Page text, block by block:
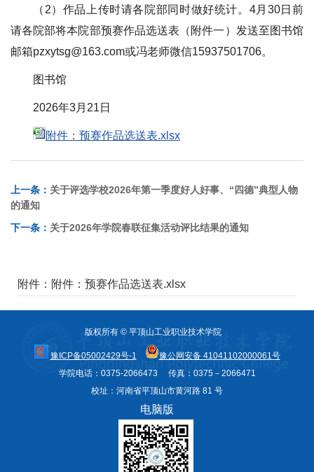
（2）作品上传时请各院部同时做好统计。4月30日前
请各院部将本院部预赛作品选送表（附件一）发送至图书馆
邮箱pzxytsg@163.com或冯老师微信15937501706。
图书馆
2026年3月21日
附件：预赛作品选送表.xlsx
上一条： 关于评选学校2026年第一季度好人好事、“四德”典型人物
的通知
下一条： 关于2026年学院春联征集活动评比结果的通知
附件：附件：预赛作品选送表.xlsx
版权所有 © 平顶山工业职业技术学院
豫ICP备05002429号-1
豫公网安备 41041102000061号
学院电话：0375-2066473 传真：0375－2066471
校址：河南省平顶山市黄河路 81 号
电脑版